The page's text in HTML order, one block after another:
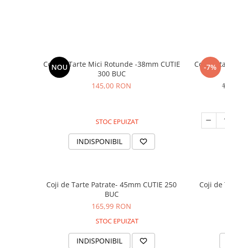
NOU
Coji de Tarte Mici Rotunde -38mm CUTIE
300 BUC
145,00 RON
STOC EPUIZAT
INDISPONIBIL
-7%
Coji de
Coji de Tarte Patrate- 45mm CUTIE 250
BUC
165,99 RON
STOC EPUIZAT
INDISPONIBIL
Coji de